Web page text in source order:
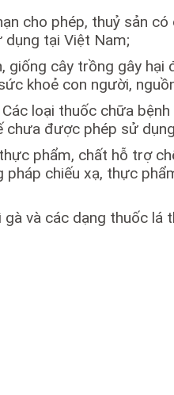
cho phép, thuỷ sản
dụng tại Việt Nam;
cây trồng gây
khoẻ con người,
loại thuốc chữa
chưa được phép sử
phẩm, chất hỗ trợ
chiếu xạ, thực
và các dạng thuốc lá